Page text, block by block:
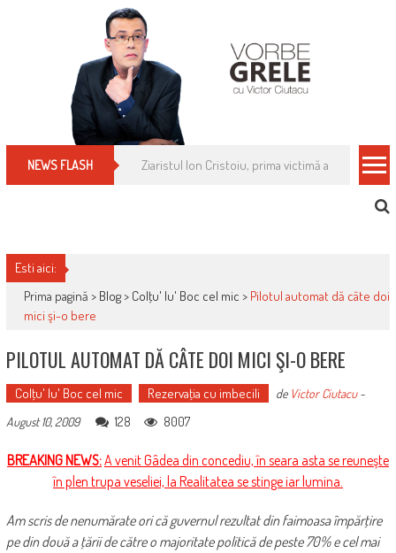
NEWS FLASH Cum îți schimbi, rapid, gratuit și eficient,
Esti aici:
Prima pagină > Blog> Colţu' lu' Boc cel mic > Pilotul automat dă câte doi
mici şi-o bere
PILOTUL AUTOMAT DĂ CÂTE DOI MICI ŞI-O BERE
Colţu' lu' Boc cel mic Rezervaţia cu imbecili de Victor Ciutacu-
August 10, 2009
128 8007
BREAKING NEWS:A venit Gâdea din concediu, în seara asta se reuneşte
în plen trupa veseliei, la Realitatea se stinge iar lumina.
Am scris de nenumărate ori că guvernul rezultat din faimoasa împărţire
pe din două a ţării de către o majoritate politică de peste 70% e cel mai